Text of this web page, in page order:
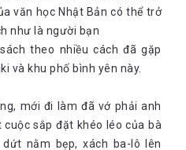
văn học Nhật Bản có thể trở
như là người bạn
theo nhiều cách đã gặp
và khu phố bình yên này.
mới đi làm đã vớ phải anh
sắp đặt khéo léo của bà
nằm bẹp, xách ba-lô lên